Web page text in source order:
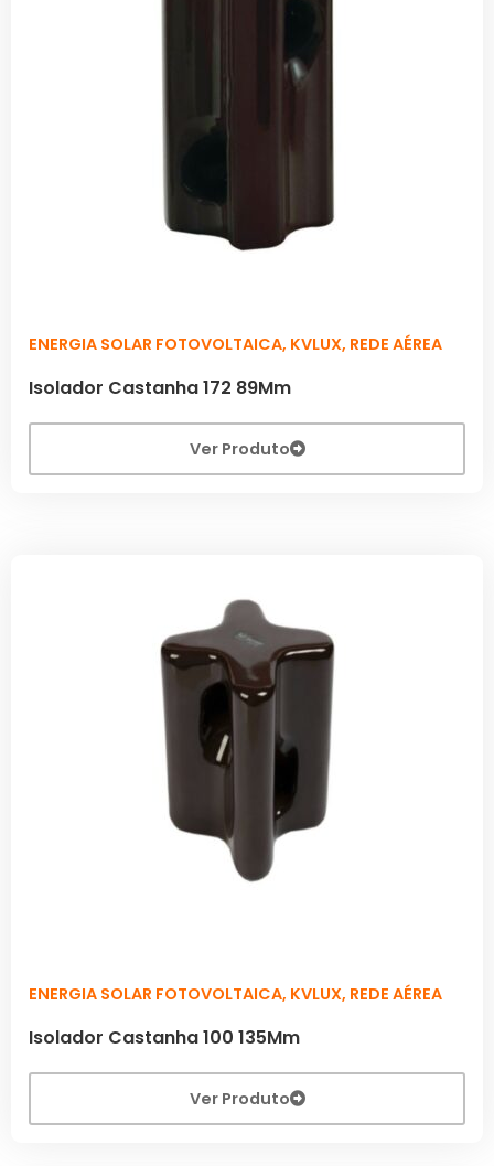
ENERGIA SOLAR FOTOVOLTAICA, KVLUX, REDE AÉREA
Isolador Castanha 172 89Mm
Ver Produto
ENERGIA SOLAR FOTOVOLTAICA, KVLUX, REDE AÉREA
Isolador Castanha 100 135Mm
Ver Produto